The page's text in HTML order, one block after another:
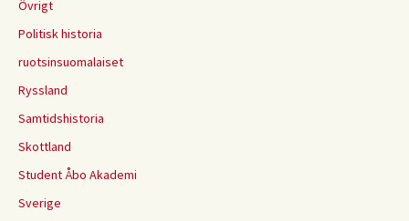
Övrigt
Politisk historia
ruotsinsuomalaiset
Ryssland
Samtidshistoria
Skottland
Student Åbo Akademi
Sverige